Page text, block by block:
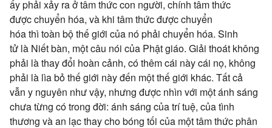
ấy phải xảy ra ởtâm thứccon người, chính tâmthức
đượcchuyển hóa, và khi tâm thứcđượcchuyển
hóathì toàn bộthế giới của nó phải chuyển hóa. Sinh
tử là Niết bàn, một câu nói của Phật giáo. Giải thoát không
phải là thay đổi hoàn cảnh, có thêm cái này cái nọ, không
phải là lìa bỏthế giới này đến một thếgiới khác. Tất cả
vẫn y nguyên như vậy, nhưng được nhìn với một ánh sáng
chưa từng cótrong đời: ánh sáng củatrí tuệ, củatình
thương vàan lạcthay cho bóng tối của mộttâm thứcphân